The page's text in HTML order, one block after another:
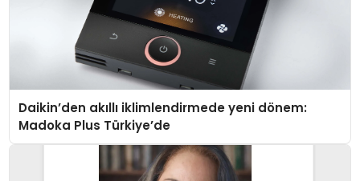
Daikin’den akıllı iklimlendirmede yeni dönem:
Madoka Plus Türkiye’de